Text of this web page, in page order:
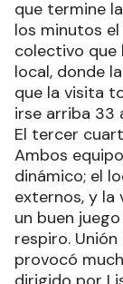
que termine
los minutos
colectivo que
local, donde
que la visita
irse arriba 33
El tercer
Ambos
dinámico; el
externos, y la
un buen
respiro.
provocó